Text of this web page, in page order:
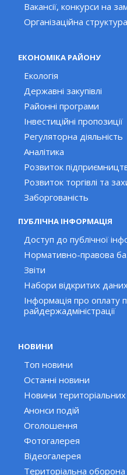
Вакансії, конкурси на
Організаційна
ЕКОНОМІКА РАЙОНУ
Екологія
Державні закупівлі
Районні програми
Інвестиційні пропозиції
Регуляторна діяльність
Аналітика
Розвиток
Розвиток торгівлі та
Заборгованість
ПУБЛІЧНА ІНФОРМАЦІЯ
Доступ до публічної
Нормативно-правова
Звіти
Набори відкритих
Інформація про оплату
райдержадміністрації
НОВИНИ
Топ новини
Останні новини
Новини
Анонси подій
Оголошення
Фотогалерея
Відеогалерея
Територіальна оборона